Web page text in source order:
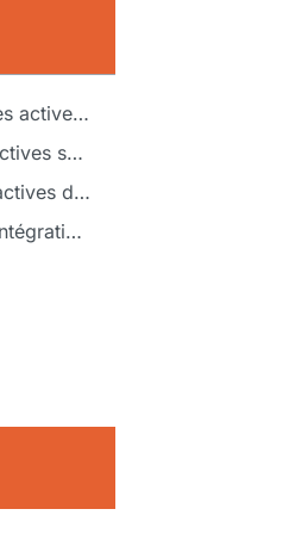
Comprendre les méthodes actives d’apprentissage
L’impact des méthodes actives sur l’engagement des apprenants
Appliquer les méthodes actives dans différents contextes
Défis et solutions pour l’intégration des méthodes actives